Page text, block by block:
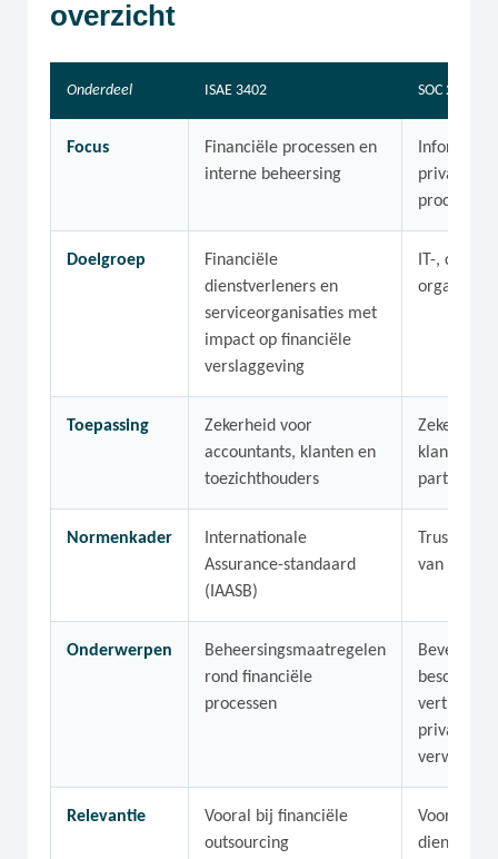
overzicht
Onderdeel ISAE 3402 SOC 2
Focus
Financiële processen en
interne beheersing
privacy en
processen
Doelgroep
Financiële
dienstverleners en
serviceorganisaties met
impact op financiële
verslaggeving
IT-, cloud-
Toepassing
Zekerheid voor
accountants, klanten en
toezichthouders
Zekerheid
klanten,
partners
Normenkader
Internationale
Assurance-standaard
(IAASB)
Trust
van de
Onderwerpen
Beheersingsmaatregelen
rond financiële
processen
privacy en
Relevantie
Vooral bij financiële
outsourcing
Vooral bij